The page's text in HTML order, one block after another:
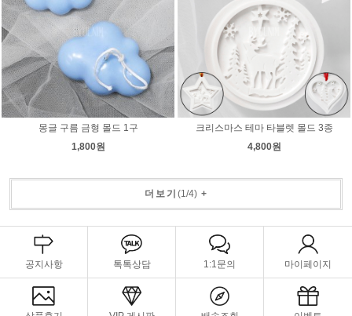
몽글 구름 금형 몰드 1구
1,800원
크리스마스 테마 타블렛 몰드 3종
4,800원
더보기 (1/4)+
공지사항 톡톡상담 1:1문의 마이페이지